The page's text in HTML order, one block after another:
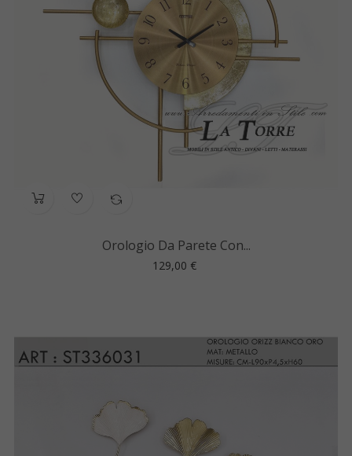
Orologio Da Parete Con...
Prezzo
129,00 €